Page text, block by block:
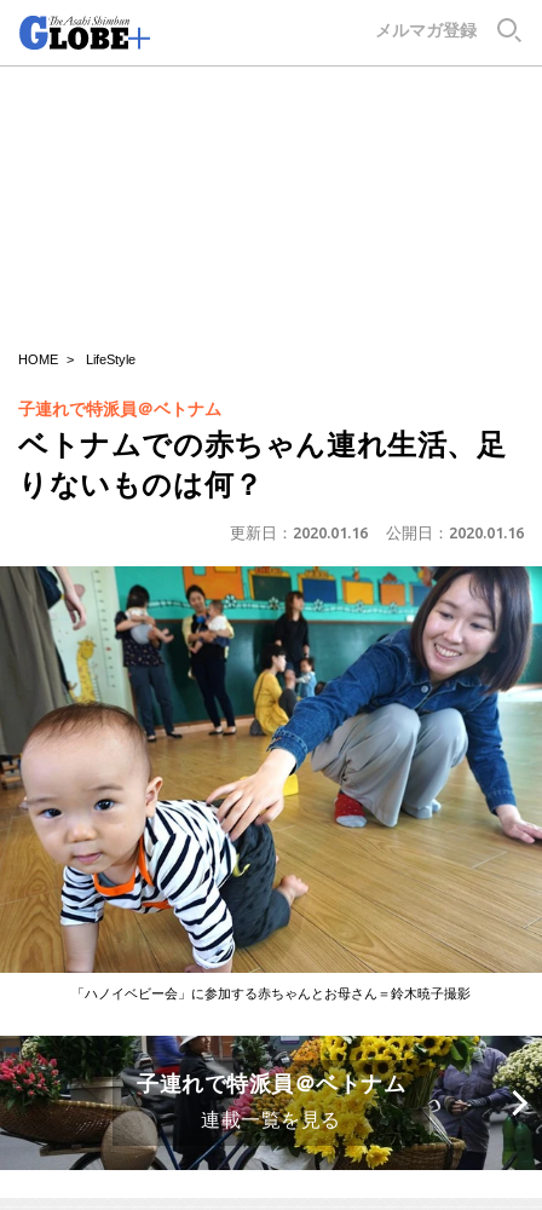
メルマガ登録
HOME LifeStyle
子連れで特派員＠ベトナム
ベトナムでの赤ちゃん連れ生活、足
りないものは何？
更新日： 2020.01.16 公開日： 2020.01.16
「ハノイベビー会」に参加する赤ちゃんとお母さん＝鈴木暁子撮影
子連れで特派員＠ベトナム
連載一覧を見る